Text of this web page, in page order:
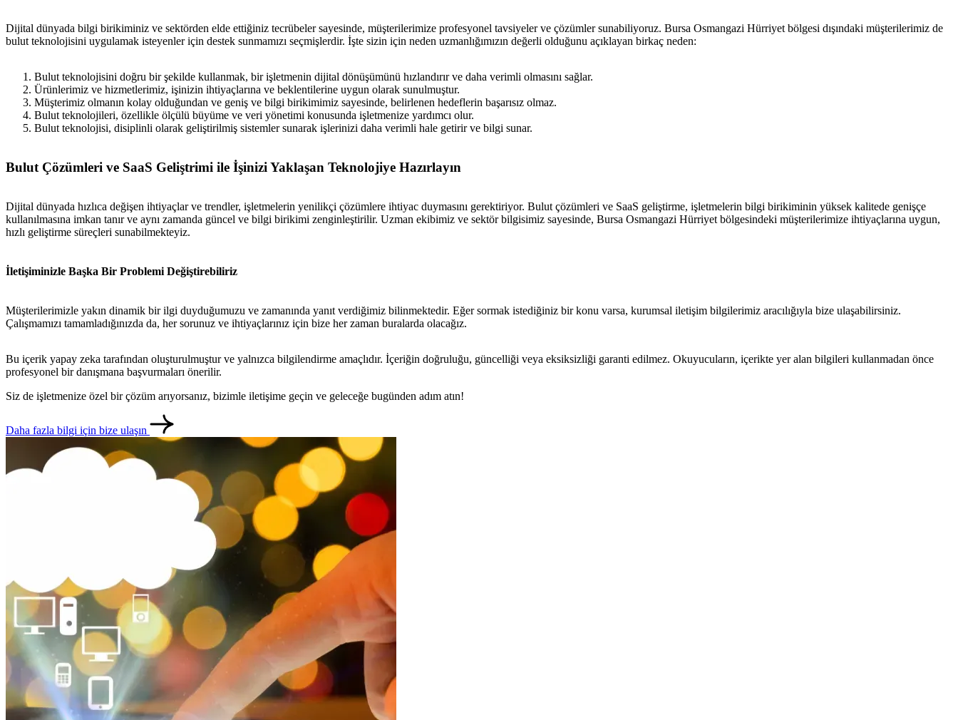
Dijital dünyada bilgi birikiminiz ve sektörden elde ettiğiniz tecrübeler sayesinde, müşterilerimize profesyonel tavsiyeler ve çözümler sunabiliyoruz. Bursa Osmangazi Hürriyet bölgesi dışındaki müşterilerimiz de
bulut teknolojisini uygulamak isteyenler için destek sunmamızı seçmişlerdir. İşte sizin için neden uzmanlığımızın değerli olduğunu açıklayan birkaç neden:
Bulut teknolojisini doğru bir şekilde kullanmak, bir işletmenin dijital dönüşümünü hızlandırır ve daha verimli olmasını sağlar.
Ürünlerimiz ve hizmetlerimiz, işinizin ihtiyaçlarına ve beklentilerine uygun olarak sunulmuştur.
Müşterimiz olmanın kolay olduğundan ve geniş ve bilgi birikimimiz sayesinde, belirlenen hedeflerin başarısız olmaz.
Bulut teknolojileri, özellikle ölçülü büyüme ve veri yönetimi konusunda işletmenize yardımcı olur.
Bulut teknolojisi, disiplinli olarak geliştirilmiş sistemler sunarak işlerinizi daha verimli hale getirir ve bilgi sunar.
Bulut Çözümleri ve SaaS Geliştrimi ile İşinizi Yaklaşan Teknolojiye Hazırlayın
Dijital dünyada hızlıca değişen ihtiyaçlar ve trendler, işletmelerin yenilikçi çözümlere ihtiyac duymasını gerektiriyor. Bulut çözümleri ve SaaS geliştirme, işletmelerin bilgi birikiminin yüksek kalitede genişçe
kullanılmasına imkan tanır ve aynı zamanda güncel ve bilgi birikimi zenginleştirilir. Uzman ekibimiz ve sektör bilgisimiz sayesinde, Bursa Osmangazi Hürriyet bölgesindeki müşterilerimize ihtiyaçlarına uygun,
hızlı geliştirme süreçleri sunabilmekteyiz.
İletişiminizle Başka Bir Problemi Değiştirebiliriz
Müşterilerimizle yakın dinamik bir ilgi duyduğumuzu ve zamanında yanıt verdiğimiz bilinmektedir. Eğer sormak istediğiniz bir konu varsa, kurumsal iletişim bilgilerimiz aracılığıyla bize ulaşabilirsiniz.
Çalışmamızı tamamladığınızda da, her sorunuz ve ihtiyaçlarınız için bize her zaman buralarda olacağız.
Bu içerik yapay zeka tarafından oluşturulmuştur ve yalnızca bilgilendirme amaçlıdır. İçeriğin doğruluğu, güncelliği veya eksiksizliği garanti edilmez. Okuyucuların, içerikte yer alan bilgileri kullanmadan önce
profesyonel bir danışmana başvurmaları önerilir.
Siz de işletmenize özel bir çözüm arıyorsanız, bizimle iletişime geçin ve geleceğe bugünden adım atın!
Daha fazla bilgi için bize ulaşın